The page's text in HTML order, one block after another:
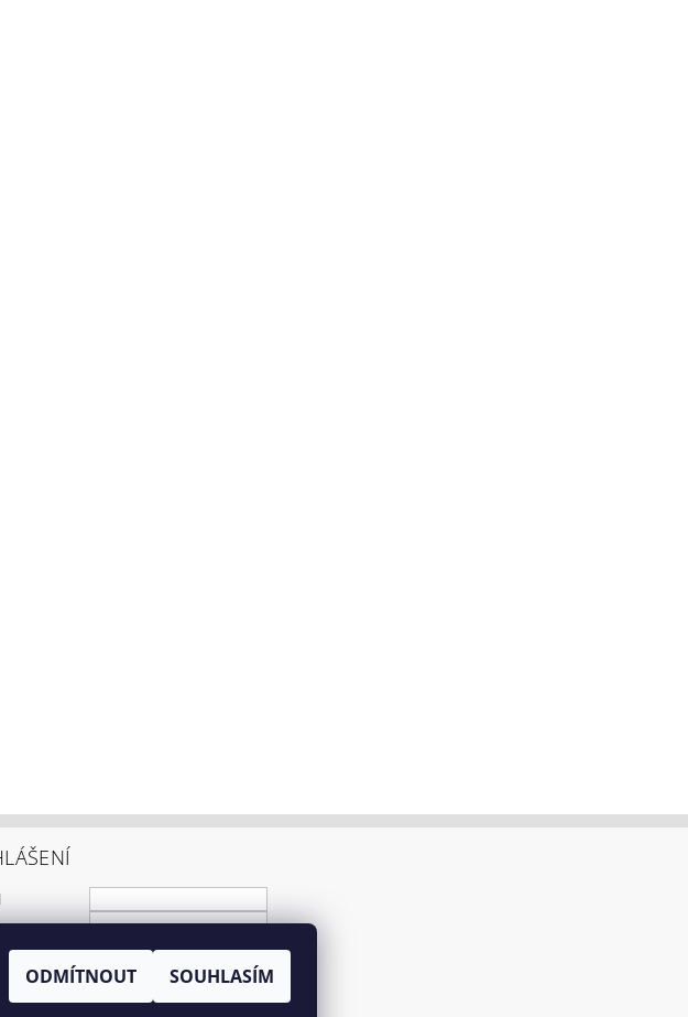
heslo
ODMÍTNOUT SOUHLASÍM